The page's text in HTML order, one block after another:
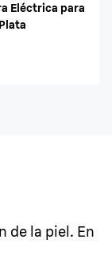
Eléctrica para
de la piel. En